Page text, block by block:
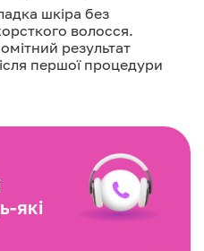
шкіра без
волосся.
результат
першої процедури
які